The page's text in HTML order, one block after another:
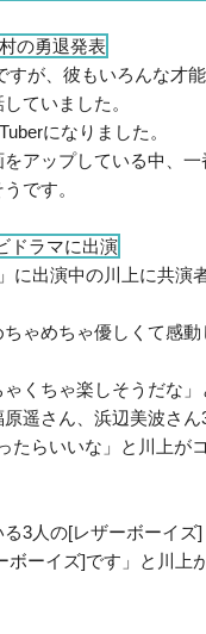
の勇退発表
すが、彼もいろんな才
ていました。
になりました。
アップしている中、
です。
ドラマに出演
に出演中の川上に共演
ゃめちゃ優しくて感
くちゃ楽しそうだな
遥さん、浜辺美波さ
たらいいな」と川上が
3人の[レザーボーイズ]
ボーイズ]です」と川上